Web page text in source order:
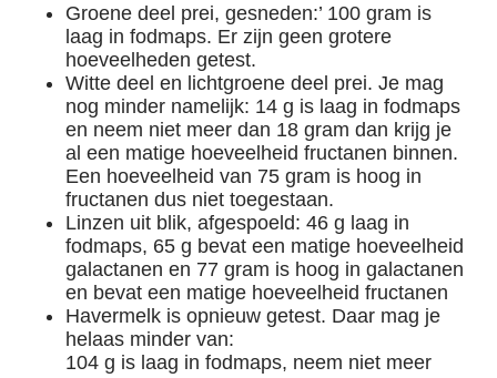
Groene deel prei, gesneden:’ 100 gram is
laag in fodmaps. Er zijn geen grotere
hoeveelheden getest.
Witte deel en lichtgroene deel prei. Je mag
nog minder namelijk: 14 g is laag in fodmaps
en neem niet meer dan 18 gram dan krijg je
al een matige hoeveelheid fructanen binnen.
Een hoeveelheid van 75 gram is hoog in
fructanen dus niet toegestaan.
Linzen uit blik, afgespoeld: 46 g laag in
fodmaps, 65 g bevat een matige hoeveelheid
galactanen en 77 gram is hoog in galactanen
en bevat een matige hoeveelheid fructanen
Havermelk is opnieuw getest. Daar mag je
helaas minder van:
104 g is laag in fodmaps, neem niet meer